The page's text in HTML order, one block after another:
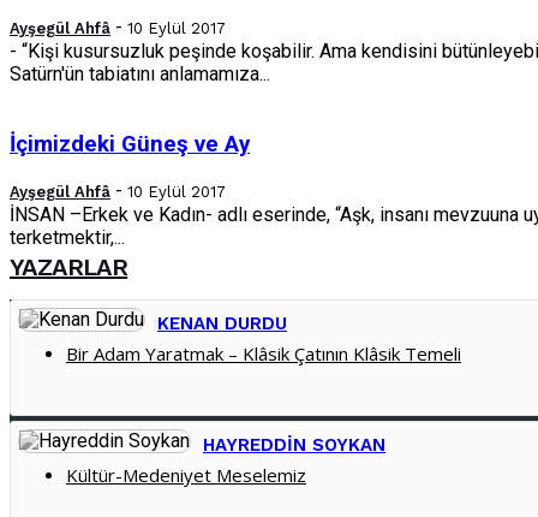
Ayşegül Ahfâ - 10 Eylül 2017
- “Kişi kusursuzluk peşinde koşabilir. Ama kendisini
Satürn'ün tabiatını anlamamıza...
İçimizdeki Güneş ve Ay
Ayşegül Ahfâ - 10 Eylül 2017
İNSAN –Erkek ve Kadın- adlı eserinde, “Aşk, insanı
terketmektir,...
YAZARLAR
KENAN DURDU
Bir Adam Yaratmak – Klâsik Çatının Klâsik Temeli
HAYREDDIN SOYKAN
Kültür-Medeniyet Meselemiz